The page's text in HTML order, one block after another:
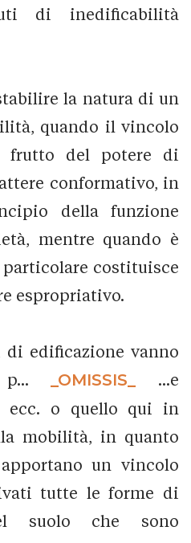
di inedificabilità
la natura di un
quando il vincolo
frutto del potere di
conformativo, in
della funzione
mentre quando è
costituisce
espropriativo.
edificazione vanno
p...
_OMISSIS_
...e
ecc. o quello qui in
mobilità, in quanto
un vincolo
tutte le forme di
suolo che sono